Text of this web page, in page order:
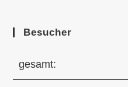
Besucher
gesamt: